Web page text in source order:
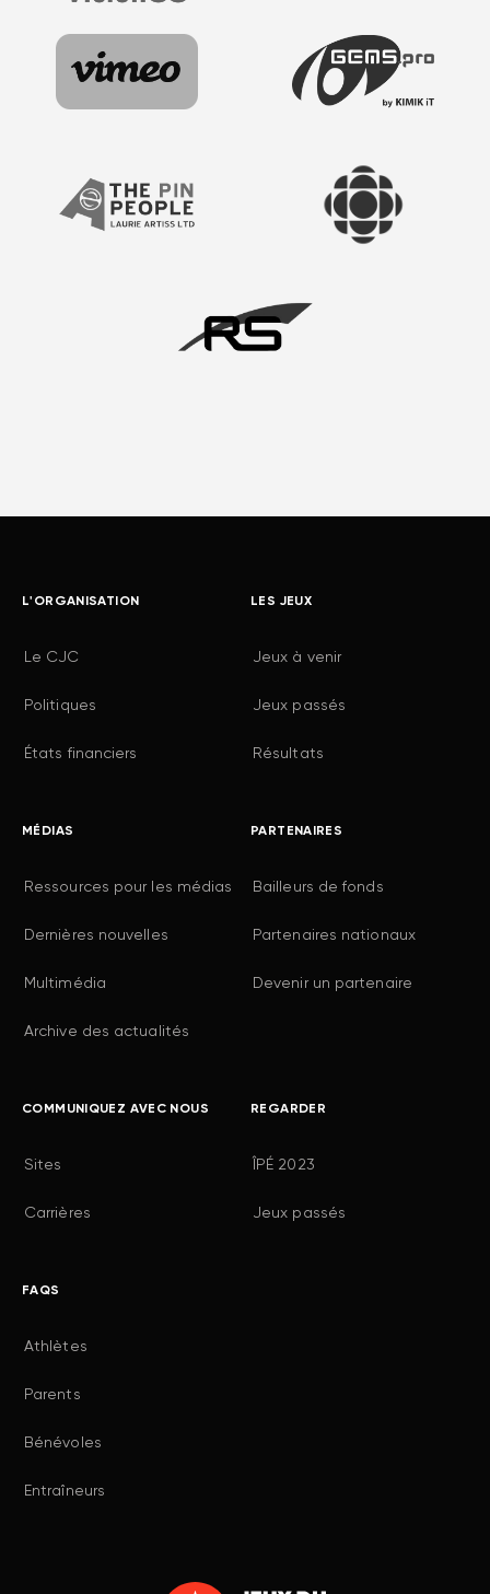
L'ORGANISATION
Le CJC
Politiques
États financiers
LES JEUX
Jeux à venir
Jeux passés
Résultats
MÉDIAS
Ressources pour les médias
Dernières nouvelles
Multimédia
Archive des actualités
PARTENAIRES
Bailleurs de fonds
Partenaires nationaux
Devenir un partenaire
COMMUNIQUEZ AVEC NOUS
Sites
Carrières
REGARDER
ÎPÉ 2023
Jeux passés
FAQS
Athlètes
Parents
Bénévoles
Entraîneurs